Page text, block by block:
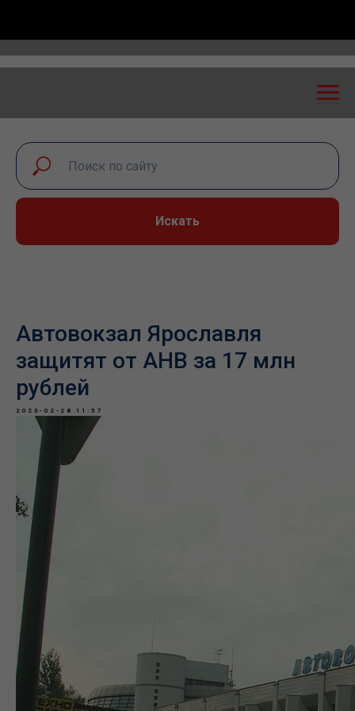
Искать
Автовокзал Ярославля
защитят от АНВ за 17 млн
рублей
2023-02-28 11:57